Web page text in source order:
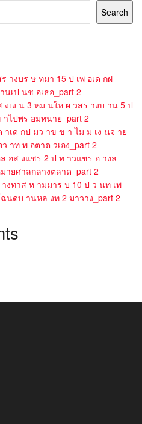
Search
างบร ษ ทมา 15 ป เพ อเด กฝ
เป นช อเธอ_part 2
งเง น 3 หม นให ผ วสร างบ าน 5 ป
าไปพร อมทนาย_part 2
เด กป มว าข ข า ไม ม เง นจ าย
าท พ อตาต วเอง_part 2
อส งแชร 2 ป ท าวแชร อ างล
ายศาลกลางตลาด_part 2
งทาส ห ามมาร บ 10 ป ว นท เพ
นดบ านหล งท 2 มาวาง_part 2